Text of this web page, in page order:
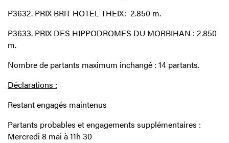
P3632. PRIX BRIT HOTEL THEIX: 2.850 m.
P3633. PRIX DES HIPPODROMES DU MORBIHAN : 2.850
m.
Nombre de partants maximum inchangé : 14 partants.
Déclarations :
Restant engagés maintenus
Partants probables et engagements supplémentaires :
Mercredi 8 mai à 11h 30